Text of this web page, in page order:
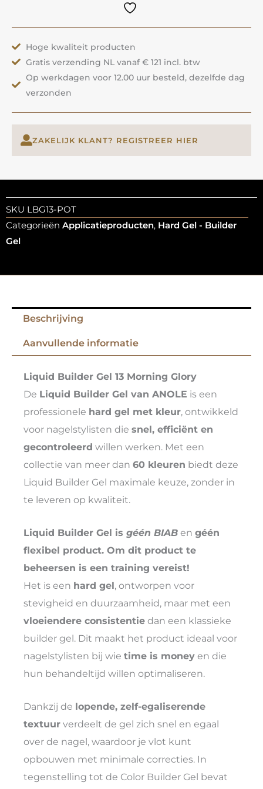
ANOLE
aantal
Hoge kwaliteit producten
Gratis verzending NL vanaf € 121 incl. btw
Op werkdagen voor 12.00 uur besteld, dezelfde dag
verzonden
ZAKELIJK KLANT? REGISTREER HIER
SKU LBG13-POT
Categorieën Applicatieproducten, Hard Gel - Builder
Gel
Beschrijving
Aanvullende informatie
Liquid Builder Gel 13 Morning Glory
De Liquid Builder Gel van ANOLE is een
professionele hard gel met kleur, ontwikkeld
voor nagelstylisten die snel, efficiënt en
gecontroleerd willen werken. Met een
collectie van meer dan 60 kleuren biedt deze
Liquid Builder Gel maximale keuze, zonder in
te leveren op kwaliteit.
Liquid Builder Gel is géén BIAB en géén
flexibel product. Om dit product te
beheersen is een training vereist!
Het is een hard gel, ontworpen voor
stevigheid en duurzaamheid, maar met een
vloeiendere consistentie dan een klassieke
builder gel. Dit maakt het product ideaal voor
nagelstylisten bij wie time is money en die
hun behandeltijd willen optimaliseren.
Dankzij de lopende, zelf-egaliserende
textuur verdeelt de gel zich snel en egaal
over de nagel, waardoor je vlot kunt
opbouwen met minimale correcties. In
tegenstelling tot de Color Builder Gel bevat